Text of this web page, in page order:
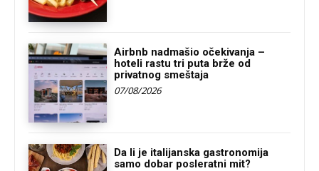
Airbnb nadmašio očekivanja –
hoteli rastu tri puta brže od
privatnog smeštaja
07/08/2026
Da li je italijanska gastronomija
samo dobar posleratni mit?